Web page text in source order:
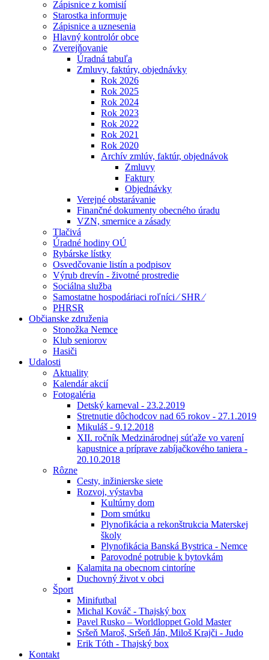
Zápisnice z komisií
Starostka informuje
Zápisnice a uznesenia
Hlavný kontrolór obce
Zverejňovanie
Úradná tabuľa
Zmluvy, faktúry, objednávky
Rok 2026
Rok 2025
Rok 2024
Rok 2023
Rok 2022
Rok 2021
Rok 2020
Archív zmlúv, faktúr, objednávok
Zmluvy
Faktury
Objednávky
Verejné obstarávanie
Finančné dokumenty obecného úradu
VZN, smernice a zásady
Tlačivá
Úradné hodiny OÚ
Rybárske lístky
Osvedčovanie listín a podpisov
Výrub drevín - životné prostredie
Sociálna služba
Samostatne hospodáriaci roľníci ⁄ SHR ⁄
PHRSR
Občianske združenia
Stonožka Nemce
Klub seniorov
Hasiči
Udalosti
Aktuality
Kalendár akcií
Fotogaléria
Detský karneval - 23.2.2019
Stretnutie dôchodcov nad 65 rokov - 27.1.2019
Mikuláš - 9.12.2018
XII. ročník Medzinárodnej súťaže vo varení
kapustnice a príprave zabíjačkového taniera -
20.10.2018
Rôzne
Cesty, inžinierske siete
Rozvoj, výstavba
Kultúrny dom
Dom smútku
Plynofikácia a rekonštrukcia Materskej
školy
Plynofikácia Banská Bystrica - Nemce
Parovodné potrubie k bytovkám
Kalamita na obecnom cintoríne
Duchovný život v obci
Šport
Minifutbal
Michal Kováč - Thajský box
Pavel Rusko – Worldloppet Gold Master
Sršeň Maroš, Sršeň Ján, Miloš Krajči - Judo
Erik Tóth - Thajský box
Kontakt